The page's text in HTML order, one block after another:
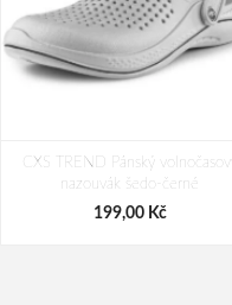
CXS TREND Pánský volnočasový
nazouvák šedo-černé
199,00 Kč